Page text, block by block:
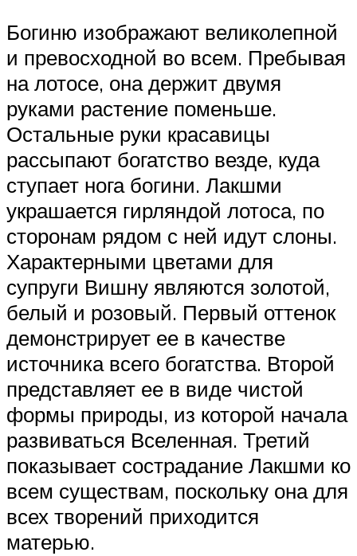
Богиню изображают великолепной
и превосходной во всем. Пребывая
на лотосе, она держит двумя
руками растение поменьше.
Остальные руки красавицы
рассыпают богатство везде, куда
ступает нога богини. Лакшми
украшается гирляндой лотоса, по
сторонам рядом с ней идут слоны.
Характерными цветами для
супруги Вишну являются золотой,
белый и розовый. Первый оттенок
демонстрирует ее в качестве
источника всего богатства. Второй
представляет ее в виде чистой
формы природы, из которой начала
развиваться Вселенная. Третий
показывает сострадание Лакшми ко
всем существам, поскольку она для
всех творений приходится
матерью.